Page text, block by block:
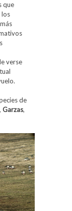
que
los
verse
de
Garzas,